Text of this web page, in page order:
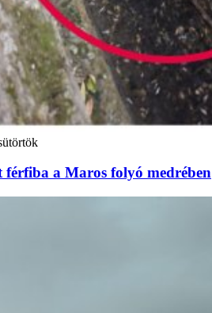
férfiba a Maros folyó medrében